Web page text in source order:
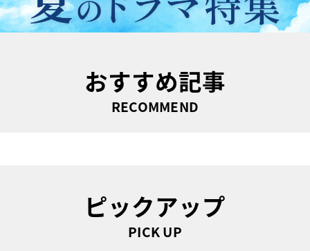
おすすめ記事
RECOMMEND
ピックアップ
PICK UP